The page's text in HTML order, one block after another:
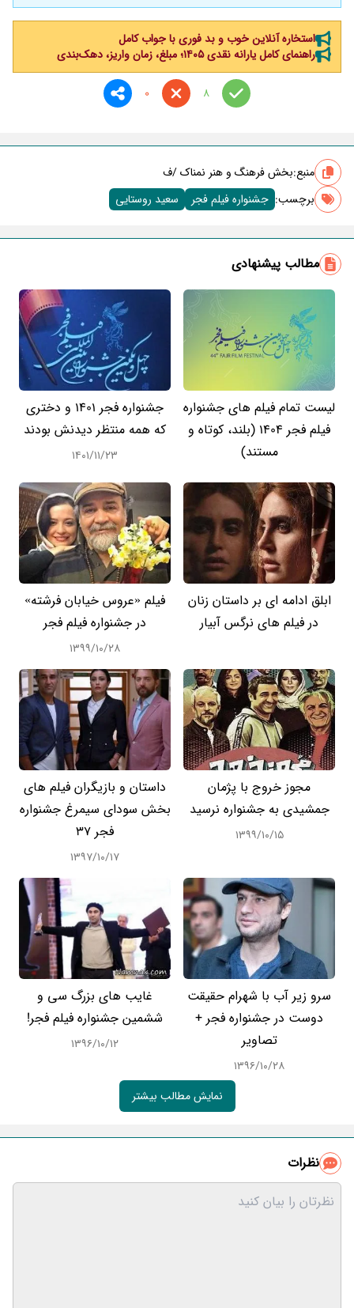
استخاره آنلاین خوب و بد فوری با جواب کامل
راهنمای کامل یارانه نقدی ۱۴۰۵؛ مبلغ، زمان واریز، دهک‌بندی
8
0
منبع:بخش فرهنگ و هنر نمناک /ف
برچسب‌: جشنواره فیلم فجر سعید روستایی
مطالب پیشنهادی
لیست تمام فیلم های جشنواره
فیلم فجر 1404 (بلند، کوتاه و
مستند)
جشنواره فجر 1401 و دختری
که همه منتظر دیدنش بودند
۱۴۰۱/۱۱/۲۳
ابلق ادامه ای بر داستان زنان
در فیلم های نرگس آبیار
فیلم «عروس خیابان فرشته»
در جشنواره فیلم فجر
۱۳۹۹/۱۰/۲۸
مجوز خروج با پژمان
جمشیدی به جشنواره نرسید
۱۳۹۹/۱۰/۱۵
داستان و بازیگران فیلم های
بخش سودای سیمرغ جشنواره
فجر 37
۱۳۹۷/۱۰/۱۷
سرو زیر آب با شهرام حقیقت
دوست در جشنواره فجر +
تصاویر
۱۳۹۶/۱۰/۲۸
غایب های بزرگ سی و
ششمین جشنواره فیلم فجر!
۱۳۹۶/۱۰/۱۲
نمایش مطالب بیشتر
نظرات